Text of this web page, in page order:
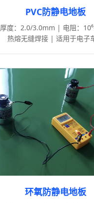
PVC防静电地板
厚度：2.0/3.0mm | 电阻：
热熔无缝焊接 | 适用于电子
环氧防静电地板